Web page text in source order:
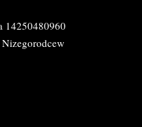
14250480960